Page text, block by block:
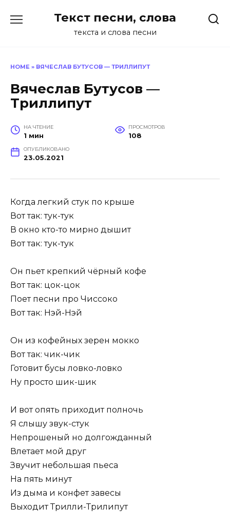
Текст песни, слова
текста и слова песни
HOME » ВЯЧЕСЛАВ БУТУСОВ — ТРИЛЛИПУТ
Вячеслав Бутусов —
Триллипут
НА ЧТЕНИЕ
1 мин
ПРОСМОТРОВ
108
ОПУБЛИКОВАНО
23.05.2021
Когда легкий стук по крыше
Вот так: тук-тук
В окно кто-то мирно дышит
Вот так: тук-тук
Он пьет крепкий чёрный кофе
Вот так: цок-цок
Поет песни про Чиссоко
Вот так: Нэй-Нэй
Он из кофейных зерен мокко
Вот так: чик-чик
Готовит бусы ловко-ловко
Ну просто шик-шик
И вот опять приходит полночь
Я слышу звук-стук
Непрошеный но долгожданный
Влетает мой друг
Звучит небольшая пьеса
На пять минут
Из дыма и конфет завесы
Выходит Трилли-Трилипут